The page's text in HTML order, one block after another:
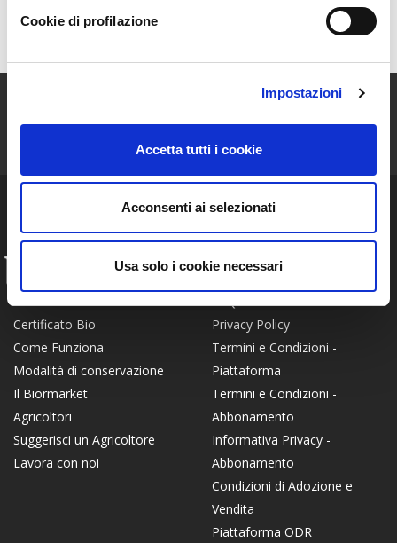
Cookie di profilazione
Impostazioni
Accetta tutti i cookie
Acconsenti ai selezionati
Usa solo i cookie necessari
ISCRIVITI ALLA NEWSLETTER
Resta aggiornato sulle storie e le novità della nostra Community!
Chi siamo
Certificato Bio
Come Funziona
Modalità di conservazione
Il Biormarket
Agricoltori
Suggerisci un Agricoltore
Lavora con noi
FAQ
Privacy Policy
Termini e Condizioni -
Piattaforma
Termini e Condizioni -
Abbonamento
Informativa Privacy -
Abbonamento
Condizioni di Adozione e
Vendita
Piattaforma ODR